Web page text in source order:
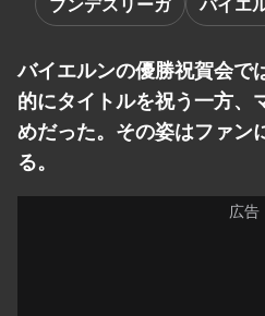
バイエルンの優勝祝賀会で
的にタイトルを祝う一方、
めだった。その姿はファン
る。